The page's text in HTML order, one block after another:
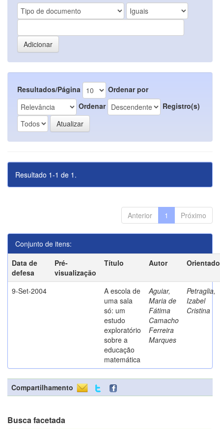
Resultados/Página
Ordenar por
Ordenar
Registro(s)
Resultado 1-1 de 1.
Anterior 1 Próximo
Conjunto de itens:
Data de
defesa
Pré-
visualização
Título Autor
9-Set-2004
A escola de
uma sala
só: um
estudo
exploratório
sobre a
educação
matemática
Aguiar,
Maria de
Fátima
Camacho
Ferreira
Marques
Petraglia,
Izabel
Cristina
Compartilhamento
Busca facetada